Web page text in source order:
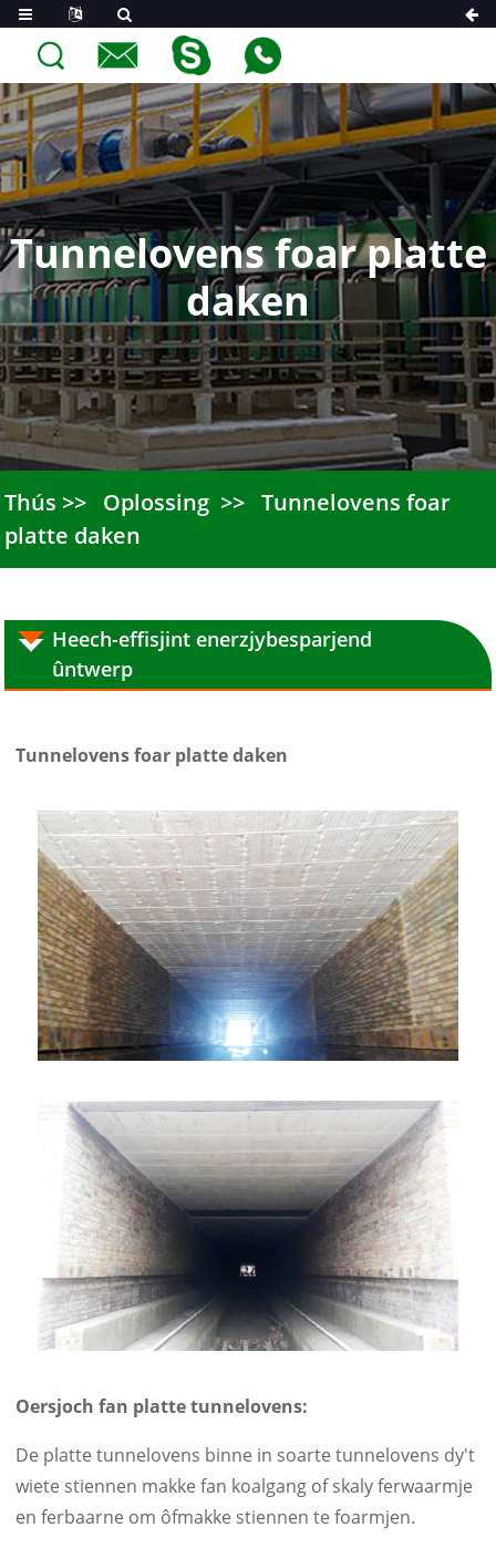
Tunnelovens foar platte
daken
Thús Oplossing
Tunnelovens foar
platte daken
Heech-effisjint enerzjybesparjend
ûntwerp
Tunnelovens foar platte daken
Oersjoch fan platte tunnelovens:
De platte tunnelovens binne in soarte tunnelovens dy't
wiete stiennen makke fan koalgang of skaly ferwaarmje
en ferbaarne om ôfmakke stiennen te foarmjen.